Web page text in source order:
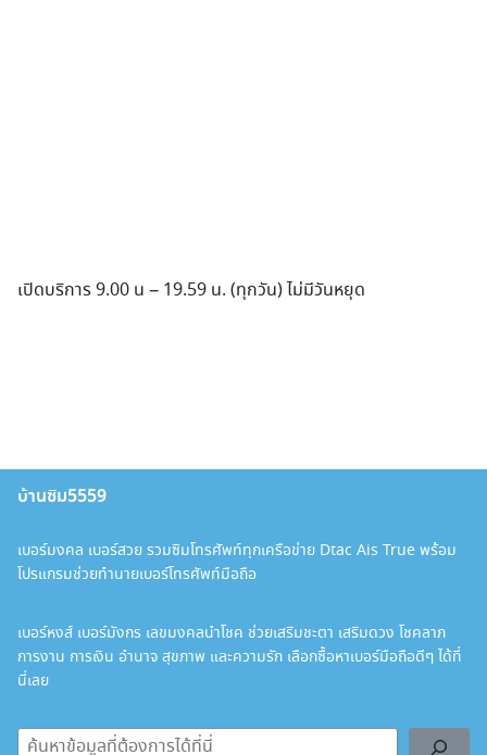
เปิดบริการ 9.00 น – 19.59 น. (ทุกวัน) ไม่มีวันหยุด
บ้านซิม5559
เบอร์มงคล เบอร์สวย รวมซิมโทรศัพท์ทุกเครือข่าย Dtac Ais True พร้อม
โปรแกรมช่วยทำนายเบอร์โทรศัพท์มือถือ
เบอร์หงส์ เบอร์มังกร เลขมงคลนำโชค ช่วยเสริมชะตา เสริมดวง โชคลาภ
การงาน การเงิน อำนาจ สุขภาพ และความรัก เลือกซื้อหาเบอร์มือถือดีๆ ได้ที่
นี่เลย
ค้นหา